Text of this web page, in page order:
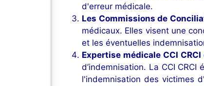
d'erreur médicale.
Les Commissions de
médicaux. Elles visent une
et les éventuelles
Expertise médicale CCI
d’indemnisation. La CCI
l'indemnisation des victimes